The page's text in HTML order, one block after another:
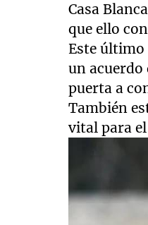
Casa
que ello
Este último
un
puerta a
También
vital para